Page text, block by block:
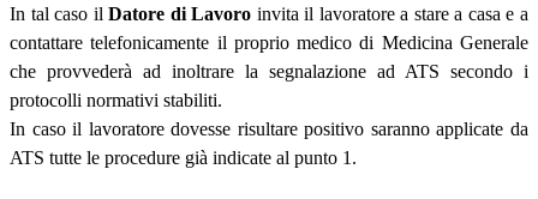
In tal caso ilDatore di Lavoro invita il lavoratore a stare a casa e a
contattare telefonicamente il proprio medico di Medicina Generale
che provvederà ad inoltrare la segnalazione ad ATS secondo i
protocolli normativi stabiliti.
In caso il lavoratore dovesse risultare positivo saranno applicate da
ATS tutte le procedure già indicate al punto 1.